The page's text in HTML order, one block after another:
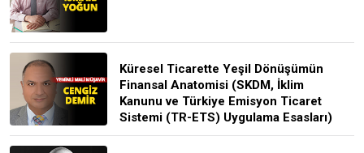
Küresel Ticarette Yeşil Dönüşümün
Finansal Anatomisi (SKDM, İklim
Kanunu ve Türkiye Emisyon Ticaret
Sistemi (TR-ETS) Uygulama Esasları)